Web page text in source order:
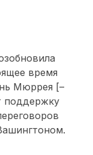
время
Мюррея [–
поддержку